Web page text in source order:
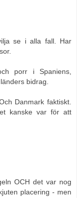
se i alla fall. Har
porr i Spaniens,
bidrag.
Danmark faktiskt.
kanske var för att
OCH det var nog
placering - men